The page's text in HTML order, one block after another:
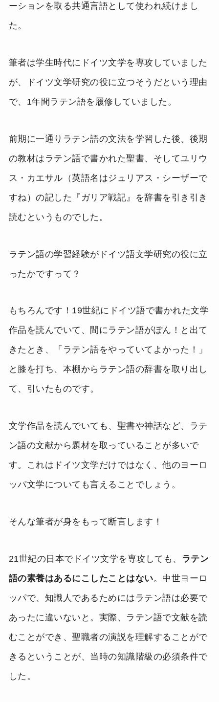
ーションを取る共通言語として使われ続けまし
た。
筆者は学生時代にドイツ文学を専攻していました
が、ドイツ文学研究の役に立つそうだという理由
で、1年間ラテン語を履修していました。
前期に一通りラテン語の文法を学習した後、後期
の教材はラテン語で書かれた聖書、そしてユリウ
ス・カエサル（英語名はジュリアス・シーザーで
すね）の記した『ガリア戦記』を辞書を引き引き
読むというものでした。
ラテン語の学習経験がドイツ語文学研究の役に立
ったかですって？
もちろんです！19世紀にドイツ語で書かれた文学
作品を読んでいて、間にラテン語がぽん！と出て
きたとき、「ラテン語をやっていてよかった！」
と膝を打ち、本棚からラテン語の辞書を取り出し
て、引いたものです。
文学作品を読んでいても、聖書や神話など、ラテ
ン語の文献から題材を取っていることが多いで
す。これはドイツ文学だけではなく、他のヨーロ
ッパ文学についても言えることでしょう。
そんな筆者が身をもって断言します！
21世紀の日本でドイツ文学を専攻しても、
ラテン
語の素養はあるにこしたことはない。中世ヨーロ
ッパで、知識人であるためにはラテン語は必要で
あったに違いないと。実際、ラテン語で文献を読
むことができ、聖職者の演説を理解することがで
きるということが、当時の知識階級の必須条件で
した。